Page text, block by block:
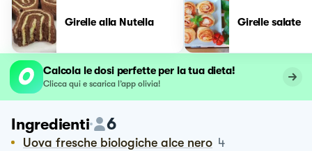
Girelle alla Nutella Girelle salate
Calcola le dosi perfette per la tua dieta!
Clicca qui e scarica l’app olivia!
Ingredienti 6
Uova fresche biologiche alce nero 4